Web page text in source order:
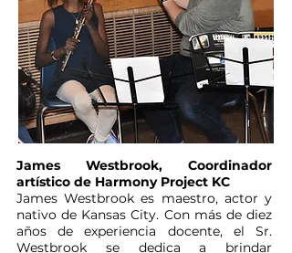
James Westbrook, Coordinador
artístico de Harmony Project KC
James Westbrook es maestro, actor y
nativo de Kansas City. Con más de diez
años de experiencia docente, el Sr.
Westbrook se dedica a brindar